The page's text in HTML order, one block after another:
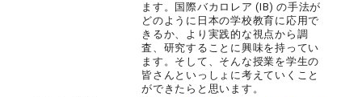
ます。国際バカロレア (IB) の手法が
どのように日本の学校教育に応用で
きるか、より実践的な視点から調
査、研究することに興味を持ってい
ます。そして、そんな授業を学生の
皆さんといっしょに考えていくこと
ができたらと思います。